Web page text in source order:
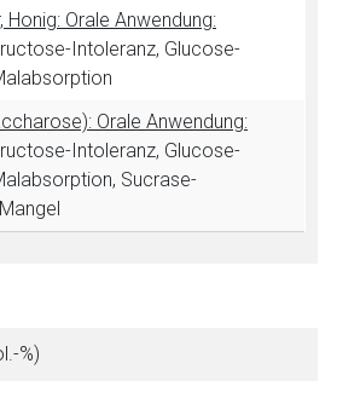
Honig: Orale Anwendung:
Intoleranz, Glucose-
Orale Anwendung:
Intoleranz, Glucose-
Sucrase-
%)